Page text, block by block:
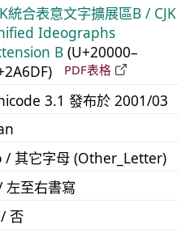
統合表意文字擴展區B / CJK
Ideographs
B (U+20000–
PDF表格
3.1 發布於 2001/03
/ 其它字母 (Other_Letter)
左至右書寫
否